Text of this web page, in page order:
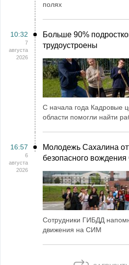
полях
10:32
7
августа
2026
Больше 90%
трудоустроены
С начала года Кадровые
области помогли найти
16:57
6
августа
2026
Молодежь Сахалина
безопасного
Сотрудники ГИБДД
движения на СИМ